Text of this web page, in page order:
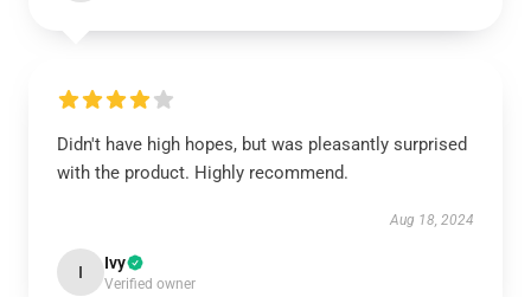
Didn't have high hopes, but was pleasantly surprised
with the product. Highly recommend.
Aug 18, 2024
I Ivy
Verified owner